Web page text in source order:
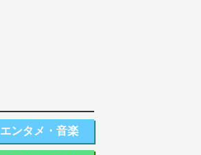
エンタメ・音楽